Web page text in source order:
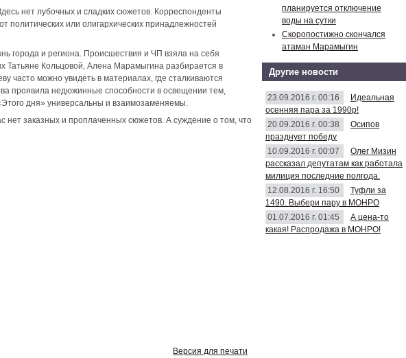
нет лубочных и сладких сюжетов. Корреспонденты
политических или олигархических принадлежностей
города и региона. Происшествия и ЧП взяла на себя
Татьяне Кольцовой, Алена Марамыгина разбирается в
часто можно увидеть в материалах, где сталкиваются
проявила недюжинные способности в освещении тем,
дня» универсальны и взаимозаменяемы.
нет заказных и проплаченных сюжетов. А суждение о том, что
Версия для печати
планируется отключение
воды на сутки
Скоропостижно скончался
атаман Марамыгин
Другие новости
23.09.2016 г. 00:16
Идеальная
осенняя пара за 1990р!
20.09.2016 г. 00:38
Осипов
празднует победу
10.09.2016 г. 00:07
Олег Мизин
рассказал депутатам как работала
милиция последние полгода.
12.08.2016 г. 16:50
Туфли за
1490. Выбери пару в МОНРО
01.07.2016 г. 01:45
А цена-то
какая! Распродажа в МОНРО!